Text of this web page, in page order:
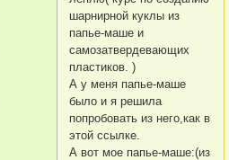
шарнирной куклы из
папье-маше и
самозатвердевающих
пластиков. )
А у меня папье-маше
было и я решила
попробовать из него,как в
этой ссылке.
А вот мое папье-маше:(из